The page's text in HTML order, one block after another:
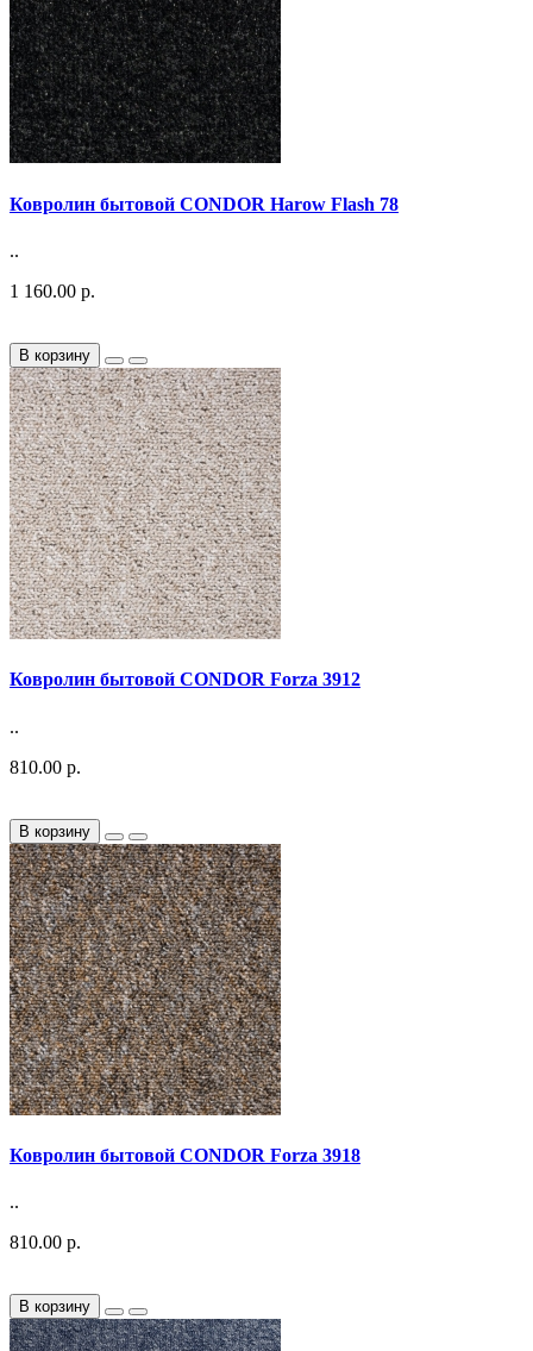
Ковролин бытовой CONDOR Harow Flash 78
..
1 160.00 р.
В корзину
Ковролин бытовой CONDOR Forza 3912
..
810.00 р.
В корзину
Ковролин бытовой CONDOR Forza 3918
..
810.00 р.
В корзину